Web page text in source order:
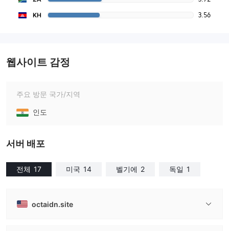
KH 3.56
웹사이트 감정
주요 방문 국가/지역
인도
서버 배포
전체 17 미국 14 벨기에 2 독일 1
octaidn.site